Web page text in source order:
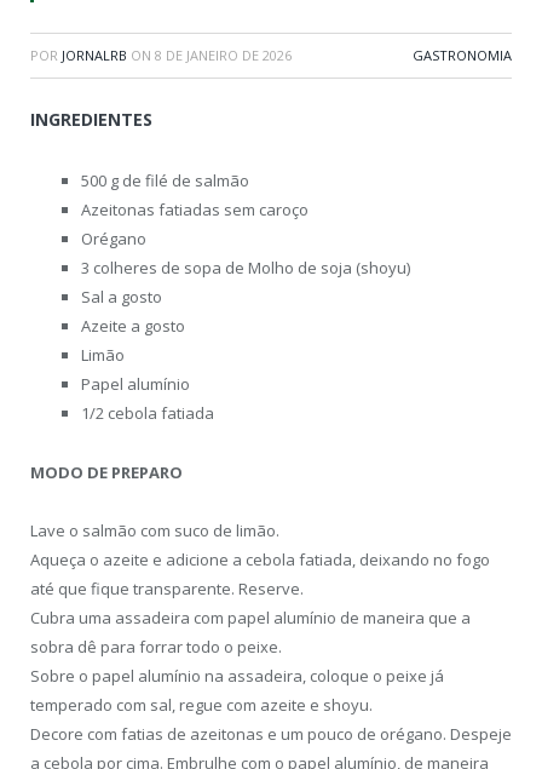
POR JORNALRB ON 8 DE JANEIRO DE 2026 GASTRONOMIA
INGREDIENTES
500 g de filé de salmão
Azeitonas fatiadas sem caroço
Orégano
3 colheres de sopa de Molho de soja (shoyu)
Sal a gosto
Azeite a gosto
Limão
Papel alumínio
1/2 cebola fatiada
MODO DE PREPARO
Lave o salmão com suco de limão.
Aqueça o azeite e adicione a cebola fatiada, deixando no fogo
até que fique transparente. Reserve.
Cubra uma assadeira com papel alumínio de maneira que a
sobra dê para forrar todo o peixe.
Sobre o papel alumínio na assadeira, coloque o peixe já
temperado com sal, regue com azeite e shoyu.
Decore com fatias de azeitonas e um pouco de orégano. Despeje
a cebola por cima. Embrulhe com o papel alumínio, de maneira